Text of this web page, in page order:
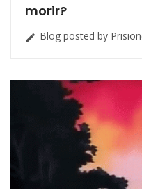
morir?
 Blog posted by